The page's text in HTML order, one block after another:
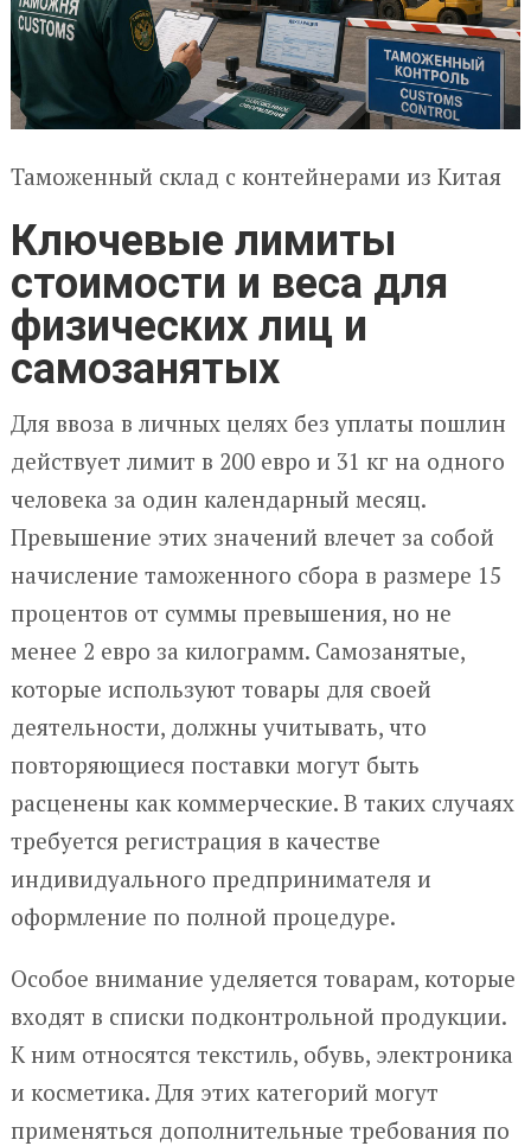
Таможенный склад с контейнерами из Китая
Ключевые лимиты
стоимости и веса для
физических лиц и
самозанятых
Для ввоза в личных целях без уплаты пошлин
действует лимит в 200 евро и 31 кг на одного
человека за один календарный месяц.
Превышение этих значений влечет за собой
начисление таможенного сбора в размере 15
процентов от суммы превышения, но не
менее 2 евро за килограмм. Самозанятые,
которые используют товары для своей
деятельности, должны учитывать, что
повторяющиеся поставки могут быть
расценены как коммерческие. В таких случаях
требуется регистрация в качестве
индивидуального предпринимателя и
оформление по полной процедуре.
Особое внимание уделяется товарам, которые
входят в списки подконтрольной продукции.
К ним относятся текстиль, обувь, электроника
и косметика. Для этих категорий могут
применяться дополнительные требования по